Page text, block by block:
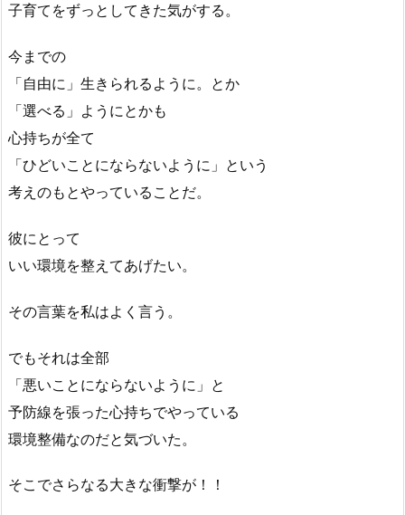
子育てをずっとしてきた気がする。
今までの
「自由に」生きられるように。とか
「選べる」ようにとかも
心持ちが全て
「ひどいことにならないように」という
考えのもとやっていることだ。
彼にとって
いい環境を整えてあげたい。
その言葉を私はよく言う。
でもそれは全部
「悪いことにならないように」と
予防線を張った心持ちでやっている
環境整備なのだと気づいた。
そこでさらなる大きな衝撃が！！